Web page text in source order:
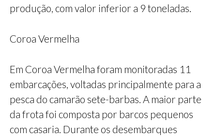
produção, com valor inferior a 9 toneladas.
Coroa Vermelha
Em Coroa Vermelha foram monitoradas 11
embarcações, voltadas principalmente para a
pesca do camarão sete-barbas. A maior parte
da frota foi composta por barcos pequenos
com casaria. Durante os desembarques